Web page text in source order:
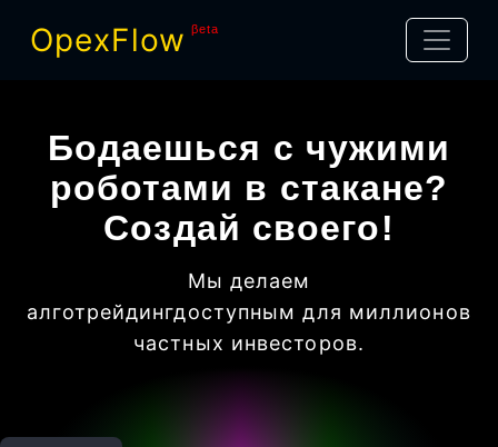
OpexFlow βeta
Бодаешься с чужими
роботами в стакане?
Создай своего!
Мы делаем
алготрейдингдоступным для миллионов
частных инвесторов.